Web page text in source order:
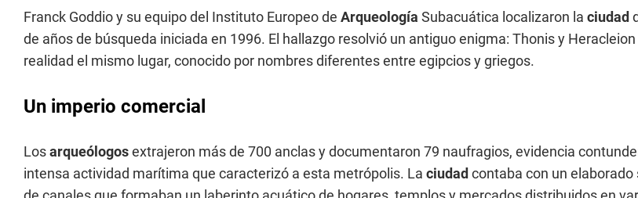
Franck Goddio y su equipo del Instituto Europeo de Arqueología Subacuática localizaron la ciudad
de años de búsqueda iniciada en 1996. El hallazgo resolvió un antiguo enigma: Thonis y
realidad el mismo lugar, conocido por nombres diferentes entre egipcios y griegos.
Un imperio comercial
Losarqueólogosextrajeron más de 700 anclas y documentaron 79 naufragios, evidencia
intensa actividad marítima que caracterizó a esta metrópolis. La ciudad contaba con un elaborado